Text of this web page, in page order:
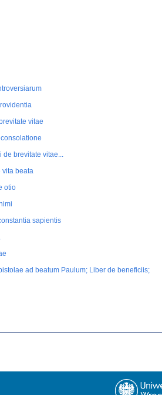
vitae
de brevitate vitae...
vita beata
otio
sapientis
ad beatum Paulum; Liber de beneficiis;